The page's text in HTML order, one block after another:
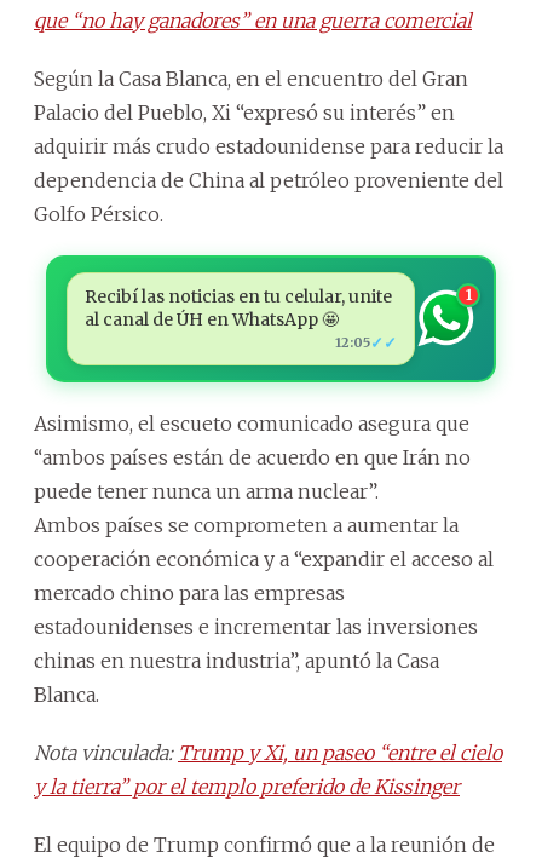
que “no hay ganadores” en una guerra comercial
Según la Casa Blanca, en el encuentro del Gran
Palacio del Pueblo, Xi “expresó su interés” en
adquirir más crudo estadounidense para reducir la
dependencia de China al petróleo proveniente del
Golfo Pérsico.
Recibí las noticias en tu celular, unite
al canal de ÚH en WhatsApp 🤩
12:05✓✓
1
Asimismo, el escueto comunicado asegura que
“ambos países están de acuerdo en que Irán no
puede tener nunca un arma nuclear”.
Ambos países se comprometen a aumentar la
cooperación económica y a “expandir el acceso al
mercado chino para las empresas
estadounidenses e incrementar las inversiones
chinas en nuestra industria”, apuntó la Casa
Blanca.
Nota vinculada: Trump y Xi, un paseo “entre el cielo
y la tierra” por el templo preferido de Kissinger
El equipo de Trump confirmó que a la reunión de